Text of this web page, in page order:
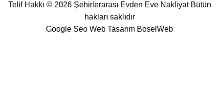
Telif Hakkı © 2026 Şehirlerarası Evden Eve Nakliyat Bütün
hakları saklıdır
Google Seo Web Tasarım BoselWeb